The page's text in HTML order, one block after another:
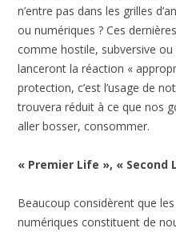
n’entre pas dans les grilles
ou numériques ? Ces
comme hostile, subversive
lanceront la réaction «
protection, c’est l’usage de
trouvera réduit à ce que nos
aller bosser, consommer.
« Premier Life », «
Beaucoup considèrent que
numériques constituent de